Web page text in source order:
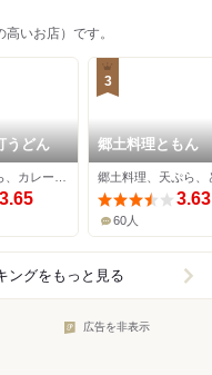
いお店）です。
うどん
3.65
3
郷土料理ともん
3.63
60人
ングをもっと見る
広告を非表示